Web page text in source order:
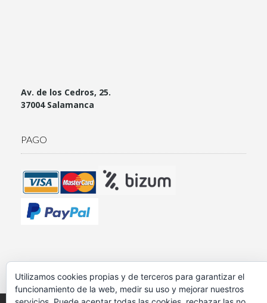
Av. de los Cedros, 25.
37004 Salamanca
PAGO
Utilizamos cookies propias y de terceros para garantizar el
funcionamiento de la web, medir su uso y mejorar nuestros